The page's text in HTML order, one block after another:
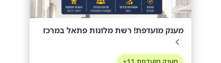
מענק מועדפת! רשת מלונות פתאל במרכז